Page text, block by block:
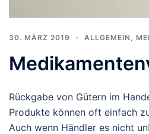
30. MÄRZ 2019 ALLGEMEIN
Rückgabe von Gütern im
Produkte können oft einfach
Auch wenn Händler es nicht